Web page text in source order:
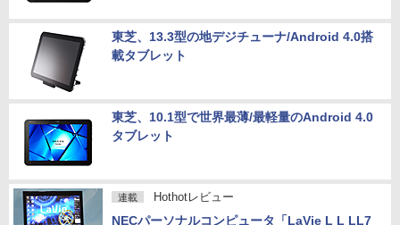
東芝、13.3型の地デジチューナ/Android 4.0搭
載タブレット
東芝、10.1型で世界最薄/最軽量のAndroid 4.0
タブレット
連載 Hothotレビュー
NECパーソナルコンピュータ「LaVie L L LL7